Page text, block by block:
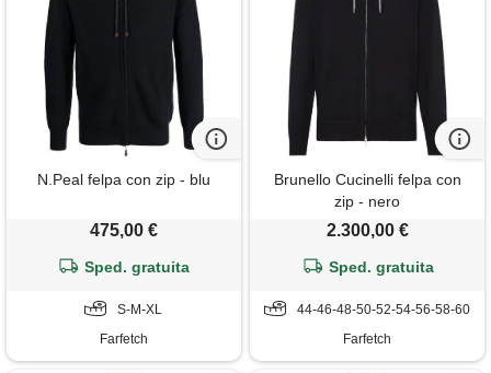
N.Peal felpa con zip - blu
475,00 €
Sped. gratuita
S-M-XL
Farfetch
Brunello Cucinelli felpa con
zip - nero
2.300,00 €
Sped. gratuita
44-46-48-50-52-54-56-58-60
Farfetch